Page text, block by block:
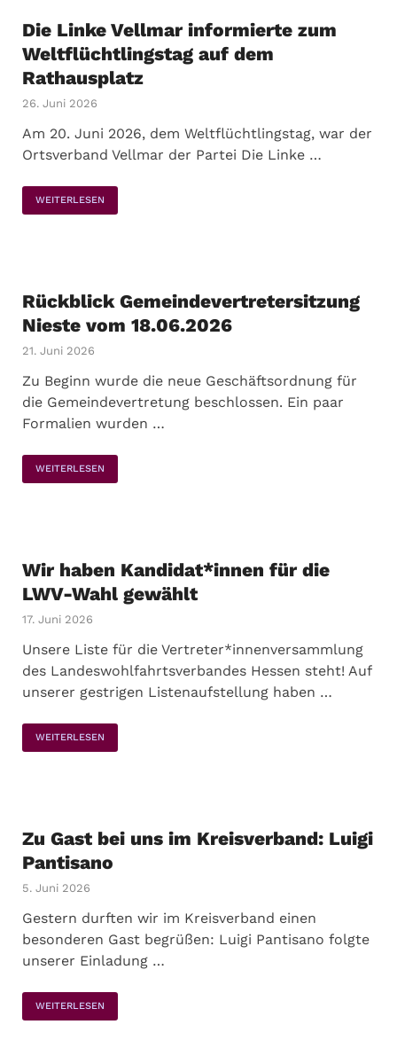
Die Linke Vellmar informierte zum
Weltflüchtlingstag auf dem
Rathausplatz
26. Juni 2026
Am 20. Juni 2026, dem Weltflüchtlingstag, war der
Ortsverband Vellmar der Partei Die Linke …
WEITERLESEN
Rückblick Gemeindevertretersitzung
Nieste vom 18.06.2026
21. Juni 2026
Zu Beginn wurde die neue Geschäftsordnung für
die Gemeindevertretung beschlossen. Ein paar
Formalien wurden …
WEITERLESEN
Wir haben Kandidat*innen für die
LWV-Wahl gewählt
17. Juni 2026
Unsere Liste für die Vertreter*innenversammlung
des Landeswohlfahrtsverbandes Hessen steht! Auf
unserer gestrigen Listenaufstellung haben …
WEITERLESEN
Zu Gast bei uns im Kreisverband: Luigi
Pantisano
5. Juni 2026
Gestern durften wir im Kreisverband einen
besonderen Gast begrüßen: Luigi Pantisano folgte
unserer Einladung …
WEITERLESEN